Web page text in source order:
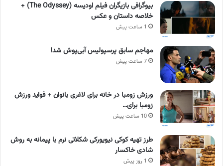
بیوگرافی بازیگران فیلم اودیسه (The Odyssey) +
خلاصه داستان و عکس
1 ساعت پیش
مهاجم سابق پرسپولیس آبی‌پوش شد!
7 ساعت پیش
ورزش زومبا در خانه برای لاغری بانوان + فواید ورزش
زومبا برای…
10 ساعت پیش
طرز تهیه کوکی نیویورکی شکلاتی نرم با پیمانه به روش
شادی خاکسار
1 روز پیش